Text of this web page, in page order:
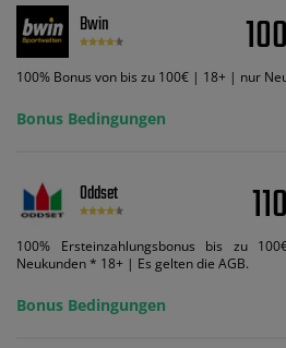
Wett-Credits aus. Es gelten die AGB,
Code VIPANGEBOT kann während der
ändert dies den Angebotsbetrag in keinster
Bwin
100% Bonus von bis zu 100€ | 18+ | nur
Bonus Bedingungen
Oddset
100% Ersteinzahlungsbonus bis zu
Neukunden * 18+ | Es gelten die AGB.
Bonus Bedingungen